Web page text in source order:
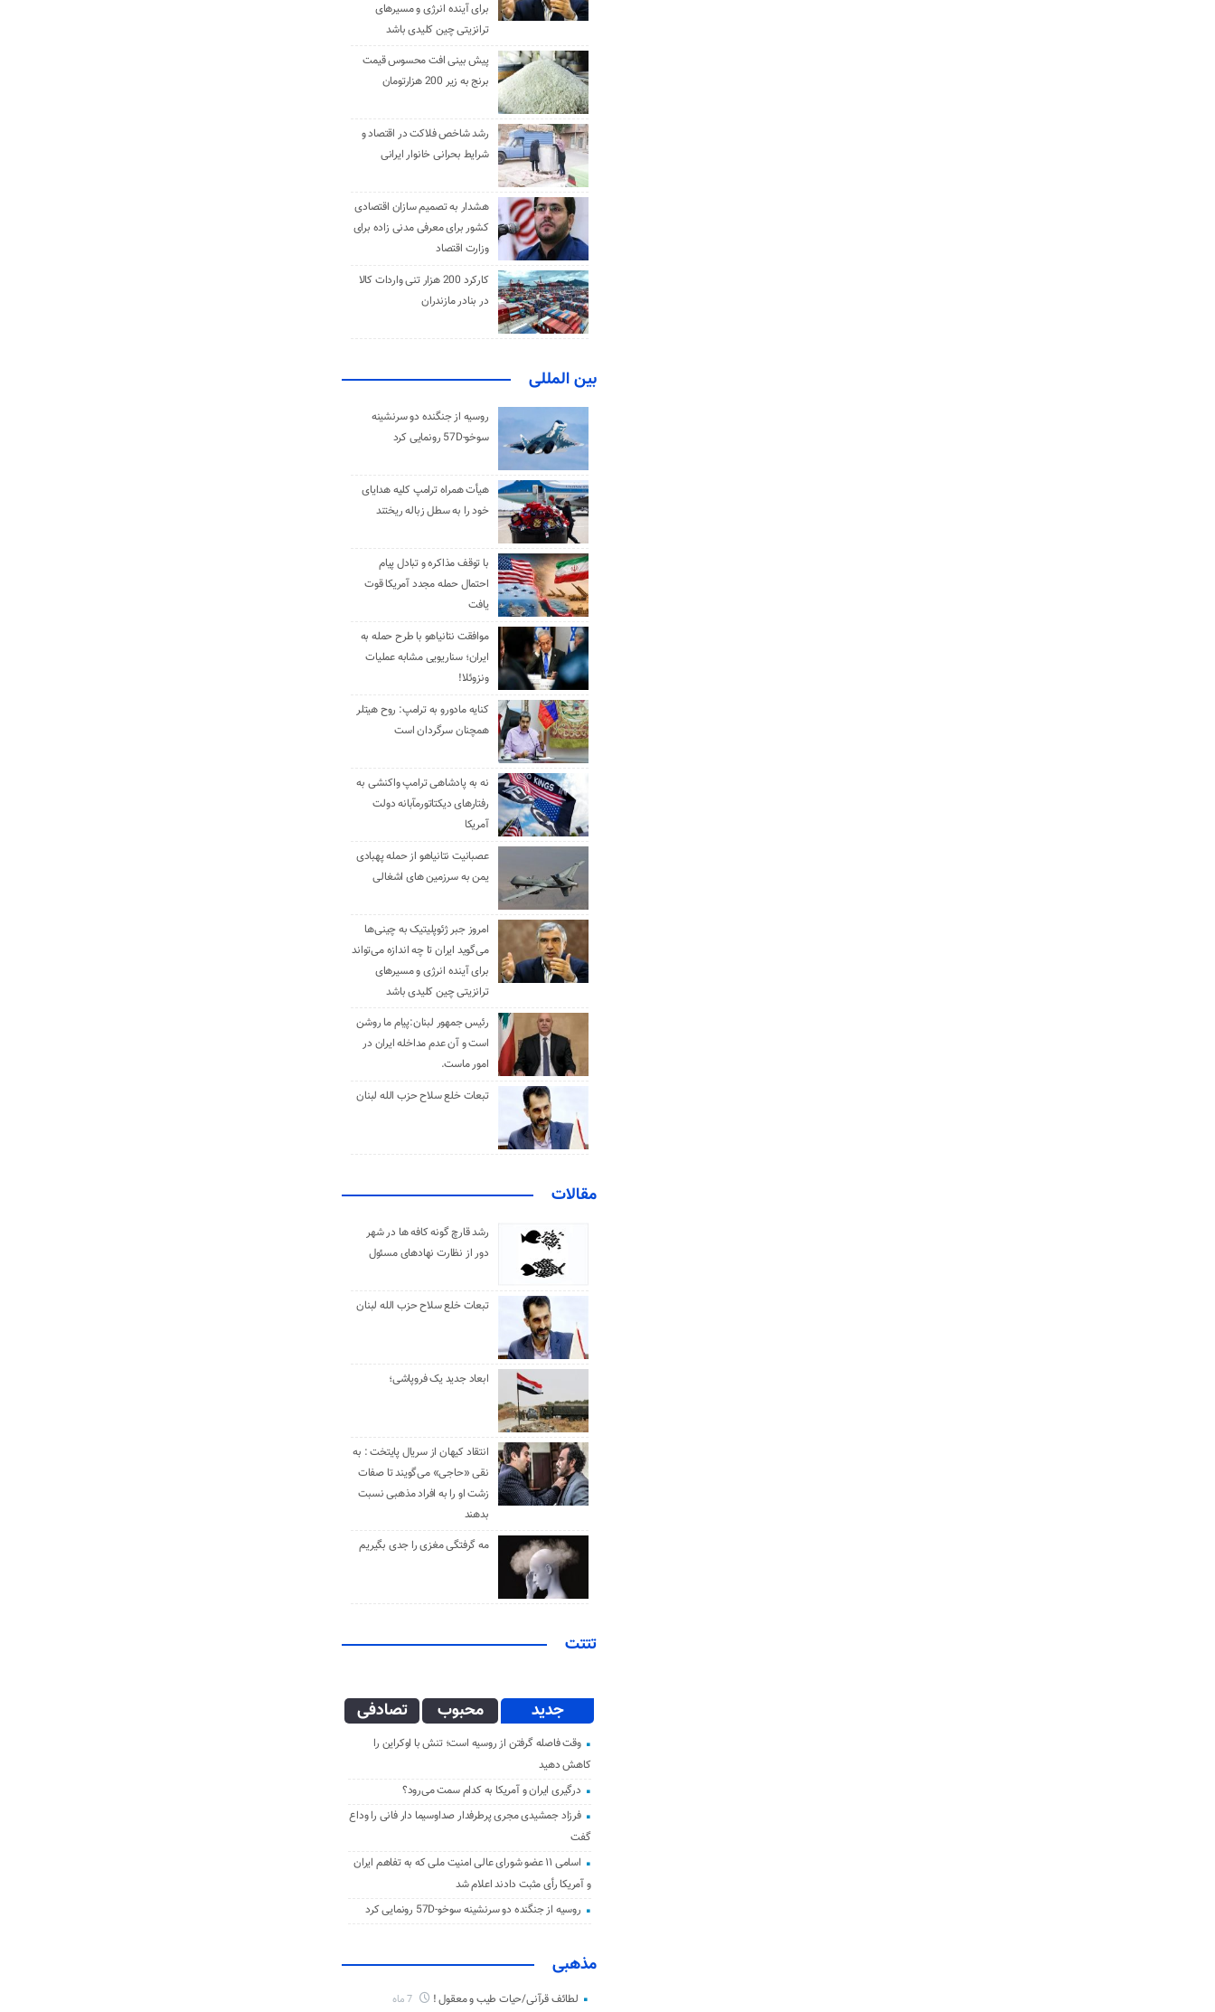
برای آینده انرژی و مسیرهای
ترانزیتی چین کلیدی باشد
پیش بینی افت محسوس قیمت
برنج به زیر 200 هزارتومان
رشد شاخص فلاکت در اقتصاد و
شرایط بحرانی خانوار ایرانی
هشدار به تصمیم سازان اقتصادی
کشور برای معرفی مدنی زاده برای
وزارت اقتصاد
کارکرد 200 هزار تنی واردات کالا
در بنادر مازندران
بین المللی
روسیه از جنگنده دو سرنشینه
سوخو-57D رونمایی کرد
هیأت همراه ترامپ کلیه هدایای
خود را به سطل زباله ریختند
با توقف مذاکره و تبادل پیام
احتمال حمله مجدد آمریکا قوت
یافت
موافقت نتانیاهو با طرح حمله به
ایران؛ سناریویی مشابه عملیات
ونزوئلا!
کنایه مادورو به ترامپ: روح هیتلر
همچنان سرگردان است
نه به پادشاهی ترامپ واکنشی به
رفتارهای دیکتاتورمآبانه دولت
آمریکا
عصبانیت نتانیاهو از حمله پهبادی
یمن به سرزمین های اشغالی
امروز جبر ژئوپلیتیک به چینی‌ها
می‌گوید ایران تا چه اندازه می‌تواند
برای آینده انرژی و مسیرهای
ترانزیتی چین کلیدی باشد
رئیس جمهور لبنان:پیام ما روشن
است و آن عدم مداخله ایران در
امور ماست.
تبعات خلع سلاح حزب الله لبنان
مقالات
رشد قارچ گونه کافه ها در شهر
دور از نظارت نهادهای مسئول
تبعات خلع سلاح حزب الله لبنان
ابعاد جدید یک فروپاشی؛
انتقاد کیهان از سریال پایتخت : به
نقی «حاجی» می‌گویند تا صفات
زشت او را به افراد مذهبی نسبت
بدهند
مه گرفتگی مغزی را جدی بگیریم
تتتت
جدید محبوب تصادفی
وقت فاصله گرفتن از روسیه است؛ تنش با اوکراین را
کاهش دهید
درگیری ایران و آمریکا به کدام سمت می‌رود؟
فرزاد جمشیدی مجری پرطرفدار صداوسیما دار فانی را وداع
گفت
اسامی ۱۱ عضو شورای عالی امنیت ملی که به تفاهم ایران
و آمریکا رأی مثبت دادند اعلام شد
روسیه از جنگنده دو سرنشینه سوخو-57D رونمایی کرد
مذهبی
لطائف قرآنی/حیات طیب و معقول !